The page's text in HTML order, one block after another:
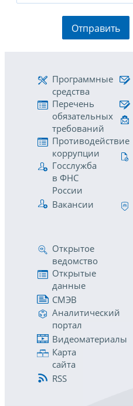
Отправить
Программные
средства
Перечень
обязательных
требований
Противодействие
коррупции
Госслужба
в ФНС
России
Вакансии
Открытое
ведомство
Открытые
данные
СМЭВ
Аналитический
портал
Видеоматериалы
Карта
сайта
RSS